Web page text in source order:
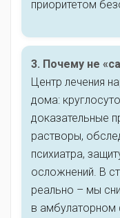
приоритетом
3. Почему не
Центр лечения
дома:
доказательные
растворы,
психиатра,
осложнений. В
реально – мы
в амбулаторном